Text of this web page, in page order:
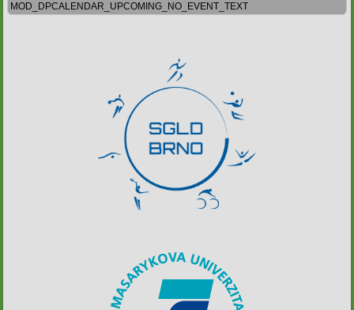
MOD_DPCALENDAR_UPCOMING_NO_EVENT_TEXT